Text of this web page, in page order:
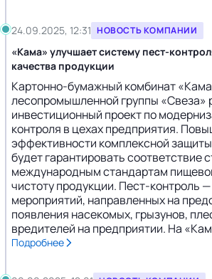
24.09.2025, 12:31 НОВОСТЬ КОМПАНИИ
«Кама» улучшает систему пест-
качества продукции
Картонно-бумажный комбинат
лесопромышленной группы «Свеза»
инвестиционный проект по
контроля в цехах предприятия.
эффективности комплексной
будет гарантировать соответствие
международным стандартам
чистоту продукции. Пест-контроль
мероприятий, направленных на
появления насекомых, грызунов,
вредителей на предприятии. На
Подробнее